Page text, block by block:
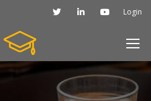
Login